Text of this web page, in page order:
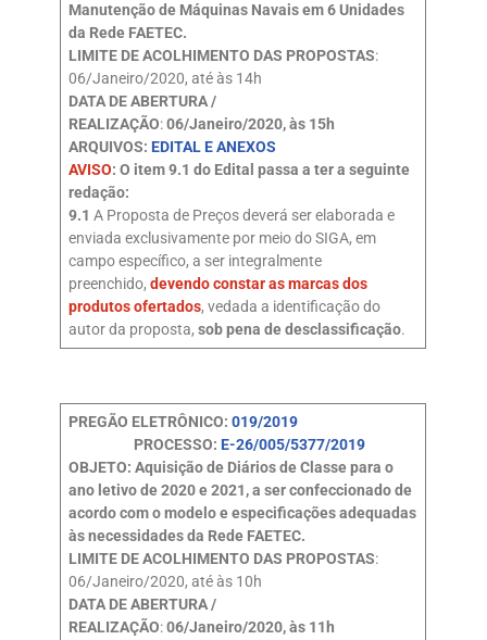
Manutenção de Máquinas Navais em 6 Unidades
da Rede FAETEC.
LIMITE DE ACOLHIMENTO DAS PROPOSTAS:
06/Janeiro/2020, até às 14h
DATA DE ABERTURA /
REALIZAÇÃO:06/Janeiro/2020, às 15h
ARQUIVOS: EDITAL E ANEXOS
AVISO: O item 9.1 do Edital passa a ter a seguinte
redação:
9.1 A Proposta de Preços deverá ser elaborada e
enviada exclusivamente por meio do SIGA, em
campo específico, a ser integralmente
preenchido, devendo constar as marcas dos
produtos ofertados, vedada a identificação do
autor da proposta, sob pena de desclassificação.
PREGÃO ELETRÔNICO: 019/2019
PROCESSO: E-26/005/5377/2019
OBJETO: Aquisição de Diários de Classe para o
ano letivo de 2020 e 2021, a ser confeccionado de
acordo com o modelo e especificações adequadas
às necessidades da Rede FAETEC.
LIMITE DE ACOLHIMENTO DAS PROPOSTAS:
06/Janeiro/2020, até às 10h
DATA DE ABERTURA /
REALIZAÇÃO:06/Janeiro/2020, às 11h